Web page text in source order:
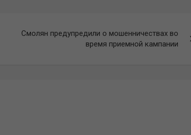
Смолян предупредили о мошенничествах во
время приемной кампании